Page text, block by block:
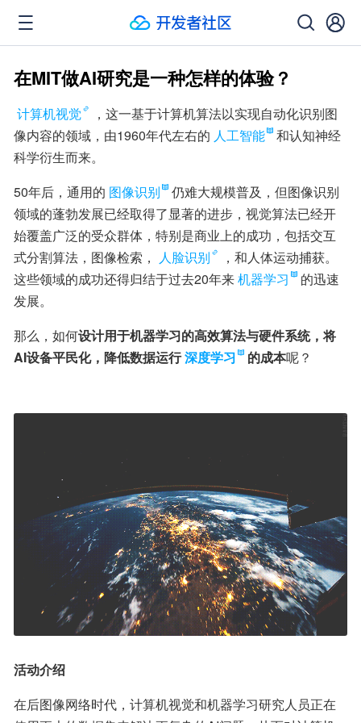
在MIT做AI研究是一种怎样的体验？
计算机视觉
，这一基于计算机算法以实现自动化识别图
像内容的领域，由1960年代左右的 人工智能
和认知神经
科学衍生而来。
50年后，通用的 图像识别
仍难大规模普及，但图像识别
领域的蓬勃发展已经取得了显著的进步，视觉算法已经开
始覆盖广泛的受众群体，特别是商业上的成功，包括交互
式分割算法，图像检索， 人脸识别
，和人体运动捕获。
这些领域的成功还得归结于过去20年来机器学习
的迅速
发展。
那么，如何设计用于机器学习的高效算法与硬件系统，将
AI设备平民化，降低数据运行深度学习 的成本呢？
活动介绍
在后图像网络时代，计算机视觉和机器学习研究人员正在